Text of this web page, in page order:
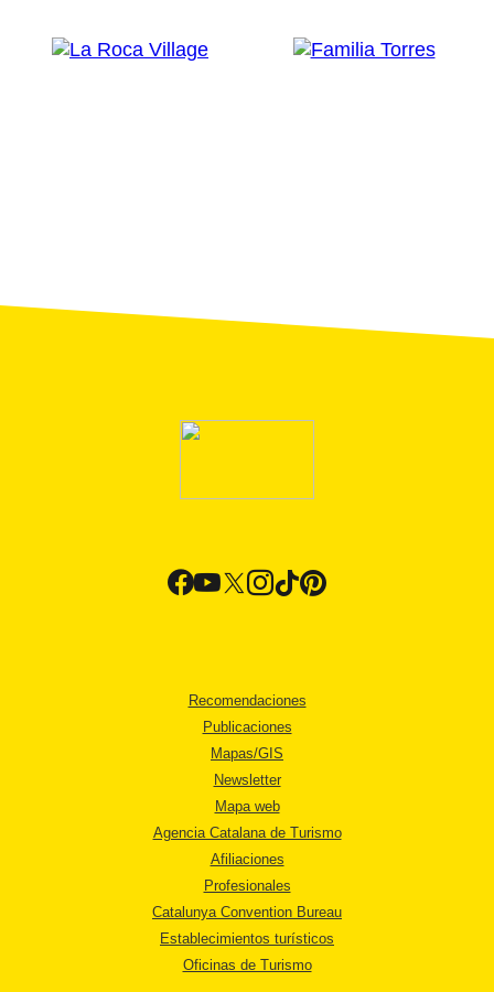
Recomendaciones
Publicaciones
Mapas/GIS
Newsletter
Mapa web
Agencia Catalana de Turismo
Afiliaciones
Profesionales
Catalunya Convention Bureau
Establecimientos turísticos
Oficinas de Turismo